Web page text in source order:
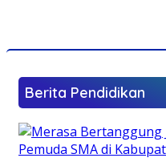
Berita Pendidikan